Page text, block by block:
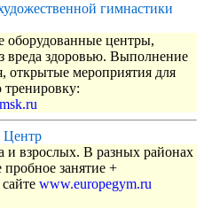
гимнастики
оборудованные центры,
вреда здоровью. Выполнение
открытые мероприятия для
Центр
и взрослых. В разных районах
занятие +
www.europegym.ru